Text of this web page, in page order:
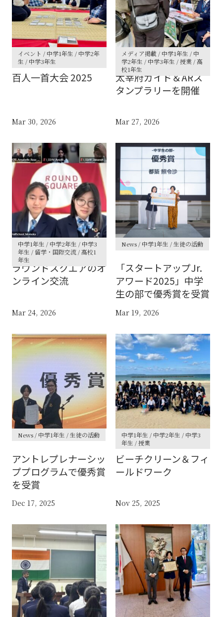
イベント / 中学1年生 / 中学2年
生 / 中学3年生
百人一首大会 2025
Mar 30, 2026
メディア掲載 / 中学1年生 / 中
学2年生 / 中学3年生 / 授業 / 高
校1年生
太宰府ガイド＆ARス
タンプラリーを開催
Mar 27, 2026
中学1年生 / 中学2年生 / 中学3
年生 / 留学・国際交流 / 高校1
年生
ラウンドスクエアのオ
ンライン交流
Mar 24, 2026
News / 中学1年生 / 生徒の活動
「スタートアップJr.
アワード2025」中学
生の部で優秀賞を受賞
Mar 19, 2026
News / 中学1年生 / 生徒の活動
アントレプレナーシッ
ププログラムで優秀賞
を受賞
Dec 17, 2025
中学1年生 / 中学2年生 / 中学3
年生 / 授業
ビーチクリーン＆フィ
ールドワーク
Nov 25, 2025